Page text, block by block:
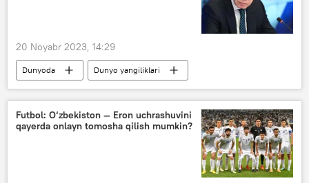
20 Noyabr 2023, 14:29
Dunyoda
Dunyo yangiliklari
Rossiya
G‘arb
Ukraina
Isroil-Falastin mojarosi
Futbol: O‘zbekiston — Eron uchrashuvini
qayerda onlayn tomosha qilish mumkin?